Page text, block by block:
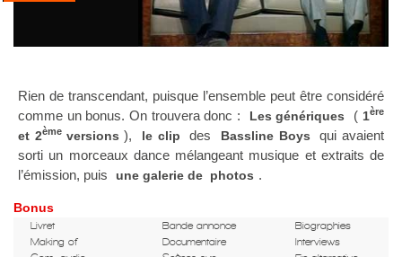
Rien de transcendant, puisque l’ensemble peut être considéré
comme un bonus. On trouvera donc :
Les génériques ( 1ère
et 2èmeversions ), le clip des Bassline Boys
qui avaient
sorti un morceaux dance mélangeant musique et extraits de
l’émission, puis
une galerie de photos .
Bonus
Livret Bande annonce
Biographies
Making of
Documentaire
Interviews